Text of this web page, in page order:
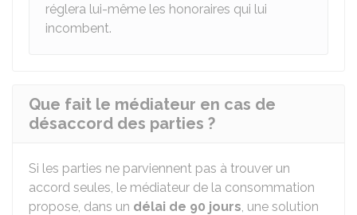
réglera lui-même les honoraires qui lui
incombent.
Que fait le médiateur en cas de
désaccord des parties ?
Si les parties ne parviennent pas à trouver un
accord seules, le médiateur de la consommation
propose, dans un délai de 90 jours, une solution